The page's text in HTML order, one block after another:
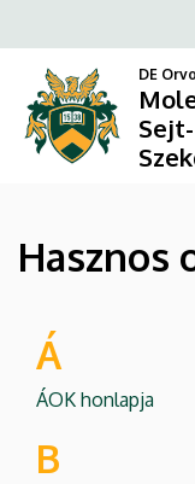
oldalak
Sejt-
Szekció
a
tartalomra
DE
Hasznos
Á
ÁOK honlapja
B